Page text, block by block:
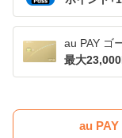
au PAY ゴ
最大
au